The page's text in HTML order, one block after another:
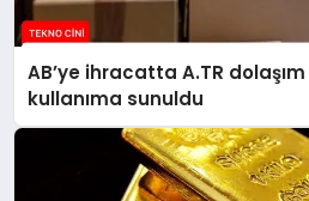
AB’ye ihracatta A.TR
kullanıma sunuldu